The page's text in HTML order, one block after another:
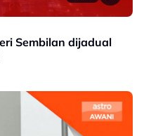
Sembilan dijadual